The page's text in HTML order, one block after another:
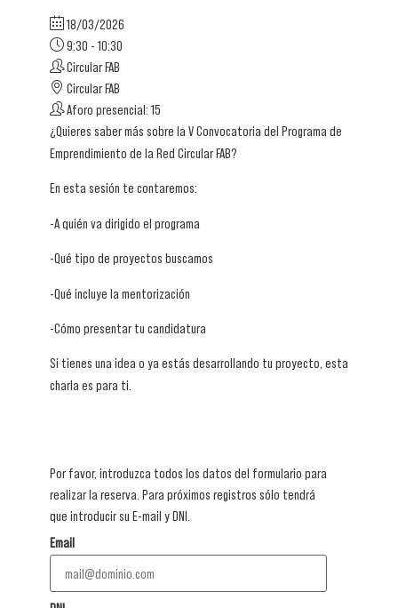
18/03/2026
9:30 - 10:30
Circular FAB
Circular FAB
Aforo presencial: 15
¿Quieres saber más sobre la V Convocatoria del Programa de
Emprendimiento de la Red Circular FAB?
En esta sesión te contaremos:
-A quién va dirigido el programa
-Qué tipo de proyectos buscamos
-Qué incluye la mentorización
-Cómo presentar tu candidatura
Si tienes una idea o ya estás desarrollando tu proyecto, esta
charla es para ti.
Por favor, introduzca todos los datos del formulario para
realizar la reserva. Para próximos registros sólo tendrá
que introducir su E-mail y DNI.
Email